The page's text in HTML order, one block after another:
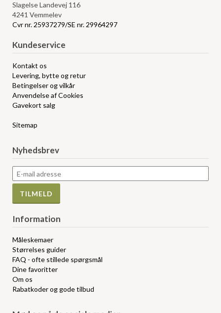
Slagelse Landevej 116
4241 Vemmelev
Cvr nr. 25937279/SE nr. 29964297
Kundeservice
Kontakt os
Levering, bytte og retur
Betingelser og vilkår
Anvendelse af Cookies
Gavekort salg
Sitemap
Nyhedsbrev
Information
Måleskemaer
Størrelses guider
FAQ - ofte stillede spørgsmål
Dine favoritter
Om os
Rabatkoder og gode tilbud